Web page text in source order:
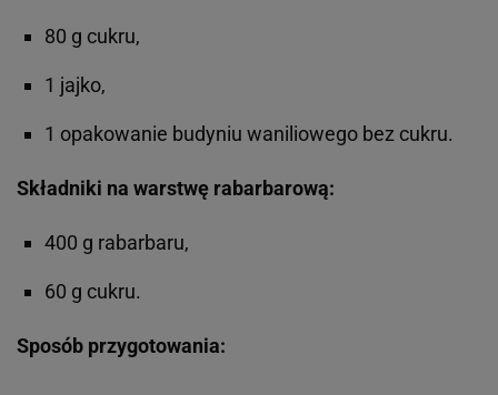
80 g cukru,
1 jajko,
1 opakowanie budyniu waniliowego bez cukru.
Składniki na warstwę rabarbarową:
400 g rabarbaru,
60 g cukru.
Sposób przygotowania: